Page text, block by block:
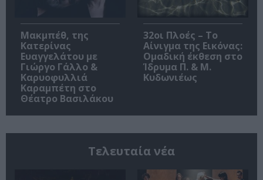
Μακμπέθ, της
Κατερίνας
Ευαγγελάτου με
Γιώργο Γάλλο &
Καρυοφυλλιά
Καραμπέτη στο
Θέατρο Βασιλάκου
32οι Πλοές – Το
Αίνιγμα της Εικόνας:
Ομαδική έκθεση στο
Ίδρυμα Π. & Μ.
Κυδωνιέως
Τελευταία νέα